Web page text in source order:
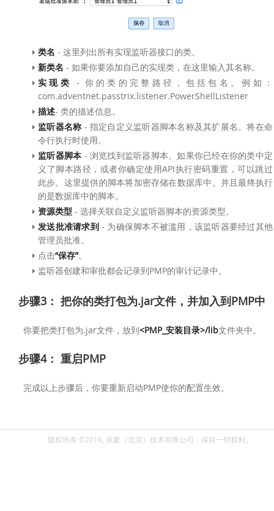
类名 - 这里列出所有实现监听器接口的类。
新类名 - 如果你要添加自己的实现类，在这里输入其名称。
实现类
- 你的类的完整路径，包括包名。例如：
com.adventnet.passtrix.listener.PowerShellListener
描述- 类的描述信息。
监听器名称 - 指定自定义监听器脚本名称及其扩展名。将在命
令行执行时使用。
监听器脚本 - 浏览找到监听器脚本。如果你已经在你的类中定
义了脚本路径，或者你确定使用API执行密码重置，可以跳过
此步。这里提供的脚本将加密存储在数据库中。并且最终执行
的是数据库中的脚本。
资源类型 - 选择关联自定义监听器脚本的资源类型。
发送批准请求到- 为确保脚本不被滥用，该监听器要经过其他
管理员批准。
点击“保存”。
监听器创建和审批都会记录到PMP的审计记录中。
步骤3： 把你的类打包为.jar文件，并加入到PMP中
你要把类打包为.jar文件，放到<PMP_安装目录>/lib文件夹中。
步骤4： 重启PMP
完成以上步骤后，你要重新启动PMP使你的配置生效。
版权所有 ©2016, 卓豪（北京）技术有限公司，保留一切权利。